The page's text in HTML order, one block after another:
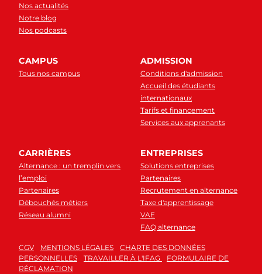
Nos actualités
Notre blog
Nos podcasts
CAMPUS
Tous nos campus
ADMISSION
Conditions d'admission
Accueil des étudiants
internationaux
Tarifs et financement
Services aux apprenants
CARRIÈRES
Alternance : un tremplin vers
l’emploi
Partenaires
Débouchés métiers
Réseau alumni
ENTREPRISES
Solutions entreprises
Partenaires
Recrutement en alternance
Taxe d'apprentissage
VAE
FAQ alternance
CGV MENTIONS LÉGALES
CHARTE DES DONNÉES
PERSONNELLES
TRAVAILLER À L'IFAG
FORMULAIRE DE
RÉCLAMATION